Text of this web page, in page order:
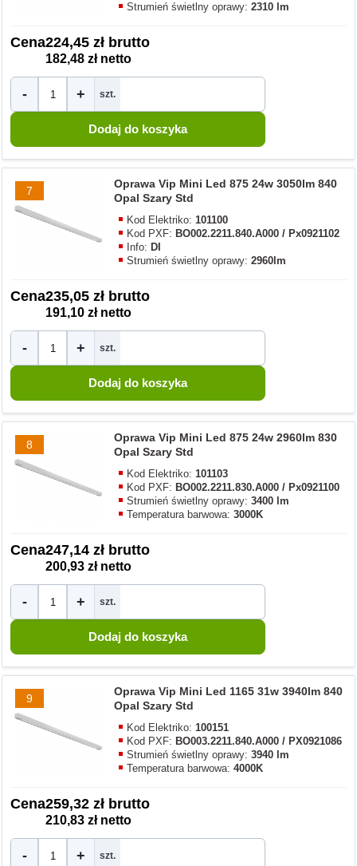
Strumień świetlny oprawy:2310 lm
Cena224,45 zł brutto
182,48 zł netto
- + szt.
7
Oprawa Vip Mini Led 875 24w 3050lm 840
Opal Szary Std
Kod Elektriko:101100
Kod PXF: BO002.2211.840.A000 / Px0921102
Info: DI
Strumień świetlny oprawy:2960lm
Cena235,05 zł brutto
191,10 zł netto
- + szt.
8
Oprawa Vip Mini Led 875 24w 2960lm 830
Opal Szary Std
Kod Elektriko:101103
Kod PXF: BO002.2211.830.A000 / Px0921100
Strumień świetlny oprawy:3400 lm
Temperatura barwowa:3000K
Cena247,14 zł brutto
200,93 zł netto
- + szt.
9
Oprawa Vip Mini Led 1165 31w 3940lm 840
Opal Szary Std
Kod Elektriko:100151
Kod PXF: BO003.2211.840.A000 / PX0921086
Strumień świetlny oprawy:3940 lm
Temperatura barwowa:4000K
Cena259,32 zł brutto
210,83 zł netto
- + szt.